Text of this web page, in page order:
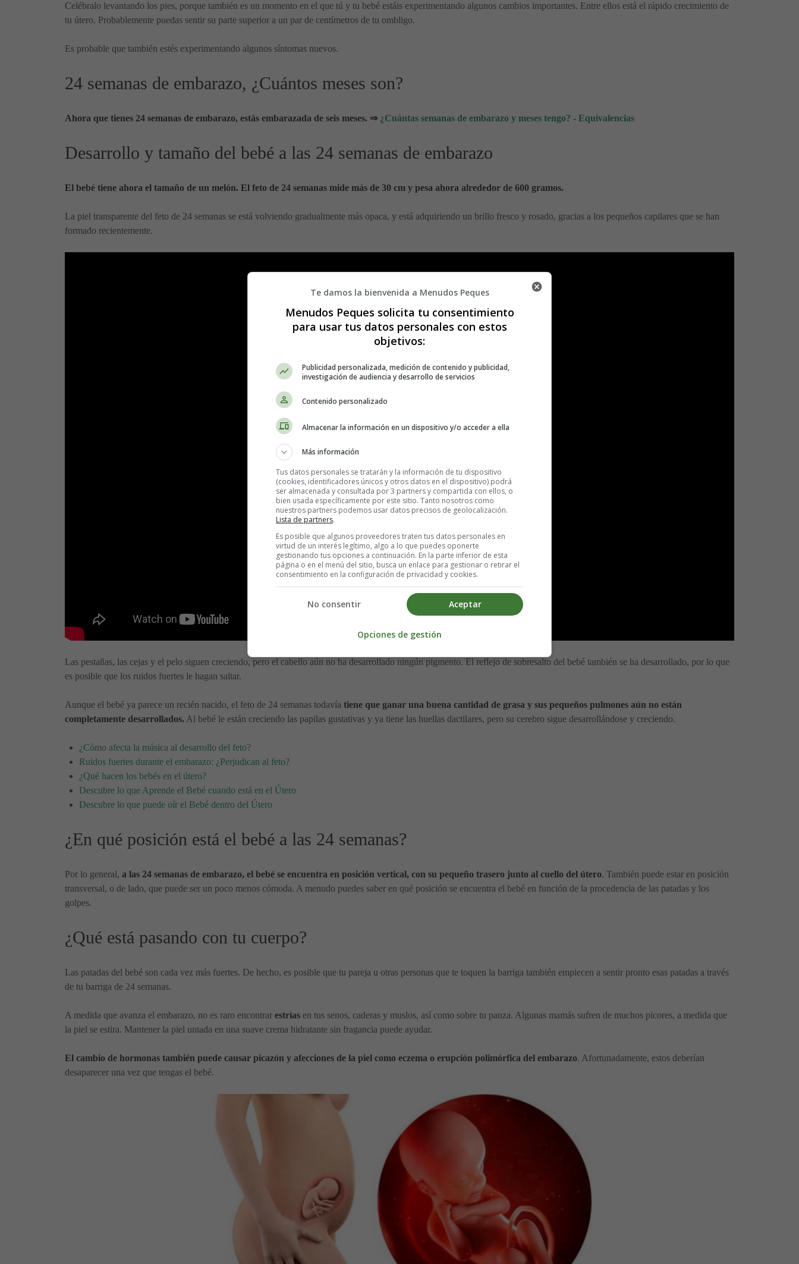
Celébralo levantando los pies, porque también es un momento en el que tú y tu bebé estáis experimentando algunos cambios importantes. Entre ellos está el rápido crecimiento de
tu útero. Probablemente puedas sentir su parte superior a un par de centímetros de tu ombligo.
Es probable que también estés experimentando algunos síntomas nuevos.
24 semanas de embarazo, ¿Cuántos meses son?
Ahora que tienes 24 semanas de embarazo, estás embarazada de seis meses. ⇒ ¿Cuántas semanas de embarazo y meses tengo? - Equivalencias
Desarrollo y tamaño del bebé a las 24 semanas de embarazo
El bebé tiene ahora el tamaño de un melón. El feto de 24 semanas mide más de 30 cm y pesa ahora alrededor de 600 gramos.
La piel transparente del feto de 24 semanas se está volviendo gradualmente más opaca, y está adquiriendo un brillo fresco y rosado, gracias a los pequeños capilares que se han
formado recientemente.
Las pestañas, las cejas y el pelo siguen creciendo, pero el cabello aún no ha desarrollado ningún pigmento. El reflejo de sobresalto del bebé también se ha desarrollado, por lo que
es posible que los ruidos fuertes le hagan saltar.
Aunque el bebé ya parece un recién nacido, el feto de 24 semanas todavía tiene que ganar una buena cantidad de grasa y sus pequeños pulmones aún no están
completamente desarrollados. Al bebé le están creciendo las papilas gustativas y ya tiene las huellas dactilares, pero su cerebro sigue desarrollándose y creciendo.
¿Cómo afecta la música al desarrollo del feto?
Ruidos fuertes durante el embarazo: ¿Perjudican al feto?
¿Qué hacen los bebés en el útero?
Descubre lo que Aprende el Bebé cuando está en el Útero
Descubre lo que puede oír el Bebé dentro del Útero
¿En qué posición está el bebé a las 24 semanas?
Por lo general, a las 24 semanas de embarazo, el bebé se encuentra en posición vertical, con su pequeño trasero junto al cuello del útero. También puede estar en posición
transversal, o de lado, que puede ser un poco menos cómoda. A menudo puedes saber en qué posición se encuentra el bebé en función de la procedencia de las patadas y los
golpes.
¿Qué está pasando con tu cuerpo?
Las patadas del bebé son cada vez más fuertes. De hecho, es posible que tu pareja u otras personas que te toquen la barriga también empiecen a sentir pronto esas patadas a través
de tu barriga de 24 semanas.
A medida que avanza el embarazo, no es raro encontrar estrías en tus senos, caderas y muslos, así como sobre tu panza. Algunas mamás sufren de muchos picores, a medida que
la piel se estira. Mantener la piel untada en una suave crema hidratante sin fragancia puede ayudar.
El cambio de hormonas también puede causar picazón y afecciones de la piel como eczema o erupción polimórfica del embarazo. Afortunadamente, estos deberían
desaparecer una vez que tengas el bebé.
Te damos la bienvenida a Menudos Peques
Menudos Peques solicita tu consentimiento
para usar tus datos personales con estos
objetivos:
Publicidad personalizada, medición de contenido y publicidad,
investigación de audiencia y desarrollo de servicios
Contenido personalizado
Almacenar la información en un dispositivo y/o acceder a ella
Más información
Tus datos personales se tratarán y la información de tu dispositivo
(cookies, identificadores únicos y otros datos en el dispositivo) podrá
ser almacenada y consultada por 3 partners y compartida con ellos, o
bien usada específicamente por este sitio. Tanto nosotros como
nuestros partners podemos usar datos precisos de geolocalización.
Lista de partners.
Es posible que algunos proveedores traten tus datos personales en
virtud de un interés legítimo, algo a lo que puedes oponerte
gestionando tus opciones a continuación. En la parte inferior de esta
página o en el menú del sitio, busca un enlace para gestionar o retirar el
consentimiento en la configuración de privacidad y cookies.
Aceptar
No consentir
Opciones de gestión